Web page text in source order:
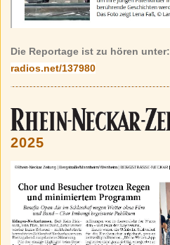
Die Reportage ist zu hören unter:
radios.net/137980
2025